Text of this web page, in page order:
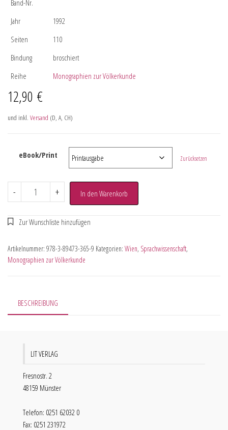
Band-Nr.
Jahr
1992
Seiten
110
Bindung
broschiert
Reihe
Monographien zur Völkerkunde
12,90 €
und inkl. Versand (D, A, CH)
eBook/Print Zurücksetzen
- + In den Warenkorb
Artikelnummer: 978-3-89473-365-9 Kategorien: Wien, Sprachwissenschaft,
Monographien zur Völkerkunde
BESCHREIBUNG
LIT VERLAG
Fresnostr. 2
48159 Münster
Telefon: 0251 62032 0
Fax: 0251 231972